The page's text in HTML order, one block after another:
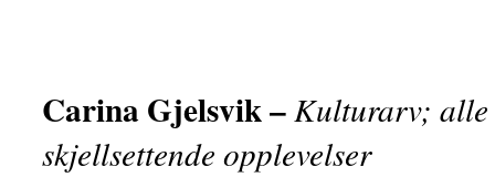
Carina Gjelsvik –Kulturarv; alle
skjellsettende opplevelser